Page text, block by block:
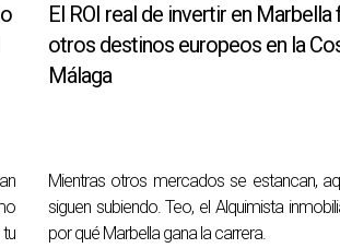
El ROI real de invertir en Marbella
otros destinos europeos en la
Málaga
Mientras otros mercados se estancan,
siguen subiendo. Teo, el Alquimista
por qué Marbella gana la carrera.